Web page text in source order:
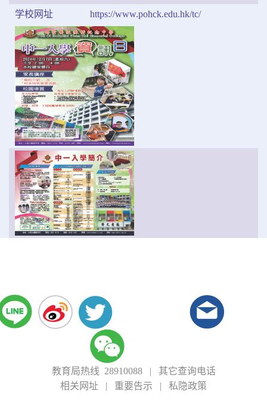
学校网址
https://www.pohck.edu.hk/tc/
教育局热线 28910088| 其它查询电话
相关网址 | 重要告示 | 私隐政策